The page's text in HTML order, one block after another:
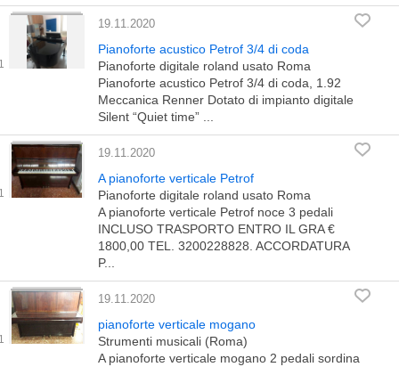
19.11.2020
Pianoforte acustico Petrof 3/4 di coda
Pianoforte digitale roland usato Roma
Pianoforte acustico Petrof 3/4 di coda, 1.92
Meccanica Renner Dotato di impianto digitale
Silent “Quiet time” ...
19.11.2020
A pianoforte verticale Petrof
Pianoforte digitale roland usato Roma
A pianoforte verticale Petrof noce 3 pedali
INCLUSO TRASPORTO ENTRO IL GRA €
1800,00 TEL. 3200228828. ACCORDATURA
P...
19.11.2020
pianoforte verticale mogano
Strumenti musicali (Roma)
A pianoforte verticale mogano 2 pedali sordina